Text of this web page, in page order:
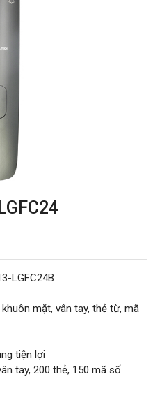
LGFC24B
mặt, vân tay, thẻ từ, mã
tiện lợi
tay, 200 thẻ, 150 mã số